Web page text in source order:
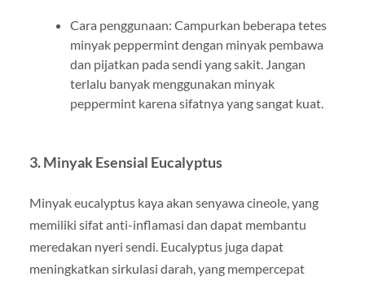
Cara penggunaan: Campurkan beberapa tetes
minyak peppermint dengan minyak pembawa
dan pijatkan pada sendi yang sakit. Jangan
terlalu banyak menggunakan minyak
peppermint karena sifatnya yang sangat kuat.
3. Minyak Esensial Eucalyptus
Minyak eucalyptus kaya akan senyawa cineole, yang
memiliki sifat anti-inflamasi dan dapat membantu
meredakan nyeri sendi. Eucalyptus juga dapat
meningkatkan sirkulasi darah, yang mempercepat